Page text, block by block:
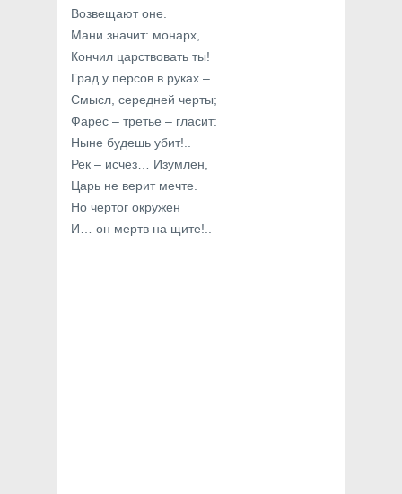
Возвещают оне.
Мани значит: монарх,
Кончил царствовать ты!
Град у персов в руках –
Смысл, середней черты;
Фарес – третье – гласит:
Ныне будешь убит!..
Рек – исчез… Изумлен,
Царь не верит мечте.
Но чертог окружен
И… он мертв на щите!..